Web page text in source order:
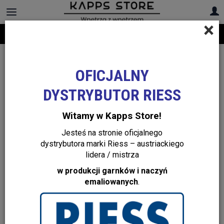
+48 22 299 19 84
×
OFICJALNY
DYSTRYBUTOR RIESS
Witamy w Kapps Store!
Jesteś na stronie oficjalnego
dystrybutora marki Riess – austriackiego
lidera / mistrza
w produkcji garnków i naczyń
emaliowanych.